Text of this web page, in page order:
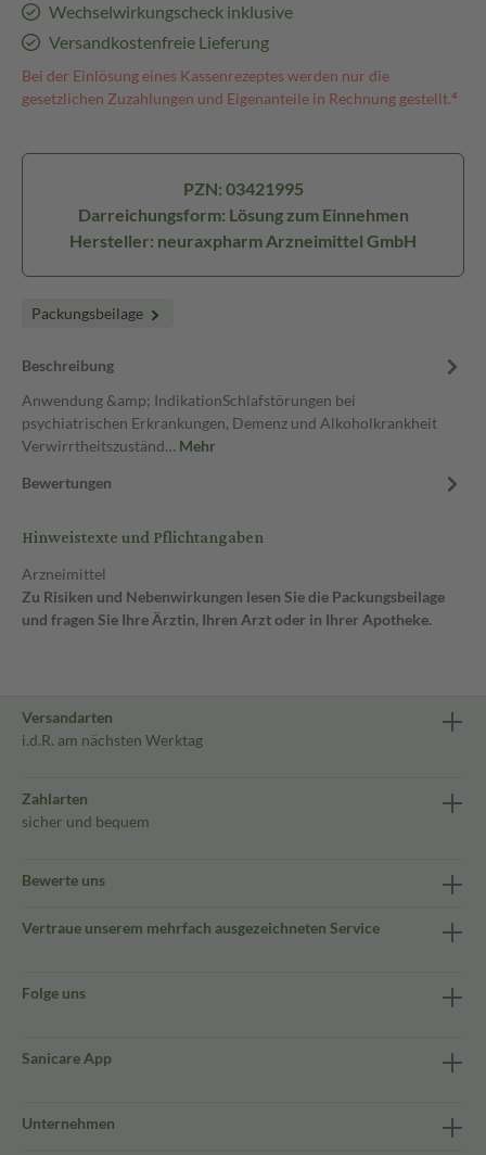
Wechselwirkungscheck inklusive
Versandkostenfreie Lieferung
Bei der Einlösung eines Kassenrezeptes werden nur die
gesetzlichen Zuzahlungen und Eigenanteile in Rechnung gestellt.⁴
PZN: 03421995
Darreichungsform: Lösung zum Einnehmen
Hersteller: neuraxpharm Arzneimittel GmbH
Packungsbeilage
Beschreibung
Anwendung &amp; IndikationSchlafstörungen bei
psychiatrischen Erkrankungen, Demenz und Alkoholkrankheit
Verwirrtheitszuständ… Mehr
Bewertungen
Hinweistexte und Pflichtangaben
Arzneimittel
Zu Risiken und Nebenwirkungen lesen Sie die Packungsbeilage
und fragen Sie Ihre Ärztin, Ihren Arzt oder in Ihrer Apotheke.
Versandarten
i.d.R. am nächsten Werktag
Zahlarten
sicher und bequem
Bewerte uns
Vertraue unserem mehrfach ausgezeichneten Service
Folge uns
Sanicare App
Unternehmen